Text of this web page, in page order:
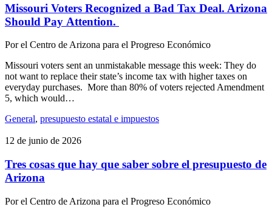
lateral
del
blog
Missouri Voters Recognized a Bad Tax Deal. Arizona
Should Pay Attention.
Porel Centro de Arizona para el Progreso Económico
Missouri voters sent an unmistakable message this week: They do
not want to replace their state’s income tax with higher taxes on
everyday purchases. More than 80% of voters rejected Amendment
5, which would…
General, presupuesto estatal e impuestos
12 de junio de 2026
Tres cosas que hay que saber sobre el presupuesto de
Arizona
Porel Centro de Arizona para el Progreso Económico